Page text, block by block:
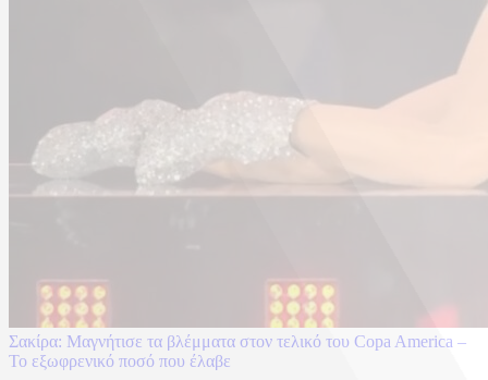
Σακίρα: Μαγνήτισε τα βλέμματα στον τελικό του Copa America –
Το εξωφρενικό ποσό που έλαβε